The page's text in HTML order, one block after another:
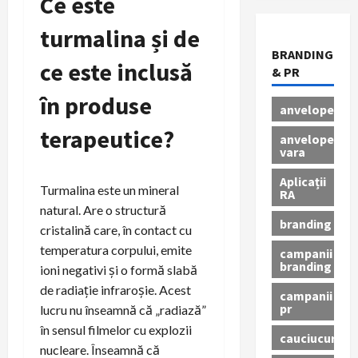
turmalina și de
ce este inclusă
în produse
terapeutice?
Turmalina este un mineral
natural. Are o structură
cristalină care, în contact cu
temperatura corpului, emite
ioni negativi și o formă slabă
de radiație infraroșie. Acest
lucru nu înseamnă că „radiază”
în sensul filmelor cu explozii
nucleare. Înseamnă că
BRANDING
& PR
anvelope
anvelope
vara
Aplicații
RA
branding
campanii
branding
campanii
pr
cauciucuri